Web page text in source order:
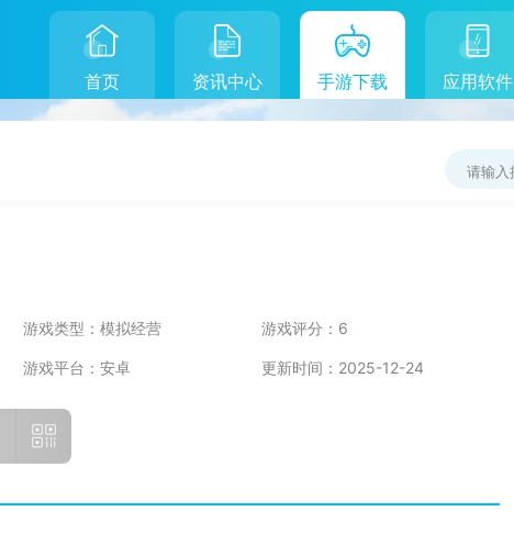
首页 资讯中心 手游下载 应用软件
游戏类型： 模拟经营 游戏评分： 6
游戏平台： 安卓 更新时间： 2025-12-24